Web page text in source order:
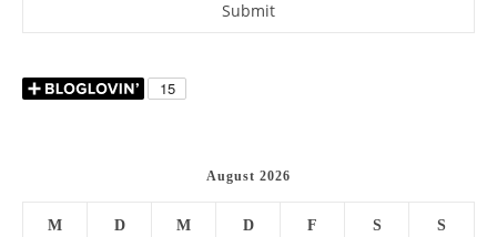
August 2026
M D M D F S S